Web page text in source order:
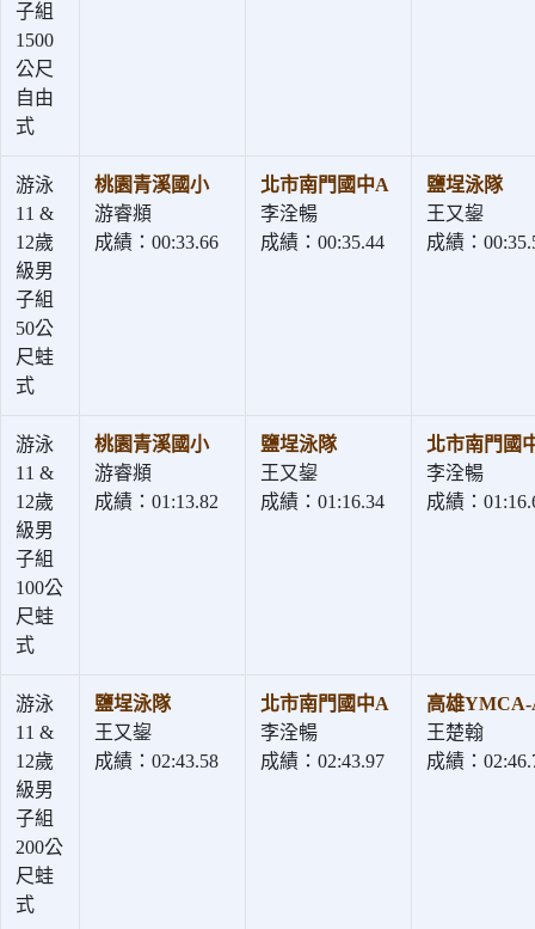
子組
1500
公尺
自由
式
游泳
11 &
12歲
級男
子組
50公
尺蛙
式
桃園青溪國小
游睿頫
成績：00:33.66
北市南門國中A
李洤暢
成績：00:35.44
鹽埕泳隊
王又鋆
成績：
游泳
11 &
12歲
級男
子組
100公
尺蛙
式
桃園青溪國小
游睿頫
成績：01:13.82
鹽埕泳隊
王又鋆
成績：01:16.34
北市南門國
李洤暢
成績：
游泳
11 &
12歲
級男
子組
200公
尺蛙
式
鹽埕泳隊
王又鋆
成績：02:43.58
北市南門國中A
李洤暢
成績：02:43.97
高雄
王楚翰
成績：